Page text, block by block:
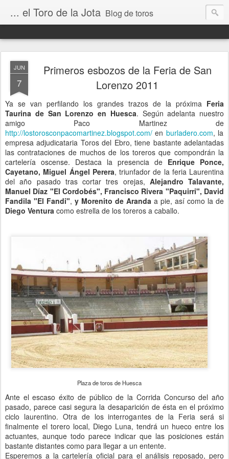
... el Toro de la Jota Blog de toros
JUN
7
Primeros esbozos de la Feria de San
Lorenzo 2011
Ya se van perfilando los grandes trazos de la próxima Feria
Taurina de San Lorenzo en Huesca. Según adelanta nuestro
amigo Paco Martinez de
http://lostorosconpacomartinez.blogspot.com/ en burladero.com, la
empresa adjudicataria Toros del Ebro, tiene bastante adelantadas
las contrataciones de muchos de los toreros que compondrán la
cartelería oscense. Destaca la presencia de Enrique Ponce,
Cayetano, Miguel Ángel Perera, triunfador de la feria Laurentina
del año pasado tras cortar tres orejas, Alejandro Talavante,
Manuel Díaz "El Cordobés", Francisco Rivera "Paquirri", David
Fandila "El Fandi", y Morenito de Aranda a pie, así como la de
Diego Ventura como estrella de los toreros a caballo.
Plaza de toros de Huesca
Ante el escaso éxito de público de la Corrida Concurso del año
pasado, parece casi segura la desaparición de ésta en el próximo
ciclo laurentino. Otra de los interrogantes de la Feria será si
finalmente el torero local, Diego Luna, tendrá un hueco entre los
actuantes, aunque todo parece indicar que las posiciones están
bastante distantes como para llegar a un entente.
Esperemos a la cartelería oficial para el análisis reposado, pero